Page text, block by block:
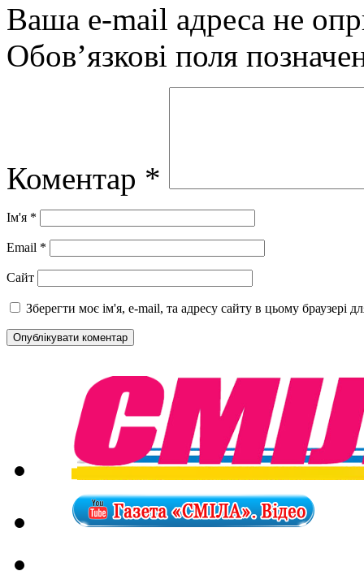
Ваша e-mail адреса не
Обов’язкові поля
Коментар *
Ім'я *
Email *
Сайт
Зберегти моє ім'я, e-mail, та адресу сайту в цьому браузері